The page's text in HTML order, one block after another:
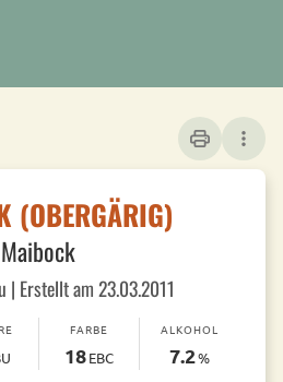
print more_vert
(OBERGÄRIG)
Maibock
| Erstellt am 23.03.2011
FARBE
18EBC
ALKOHOL
7.2%